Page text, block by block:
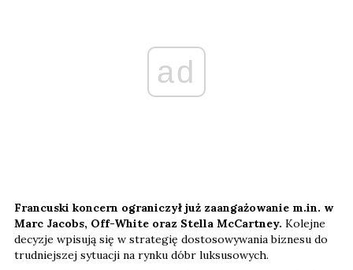
ad
Francuski koncern ograniczył już zaangażowanie m.in. w
Marc Jacobs, Off-White oraz Stella McCartney. Kolejne
decyzje wpisują się w strategię dostosowywania biznesu do
trudniejszej sytuacji na rynku dóbr luksusowych.